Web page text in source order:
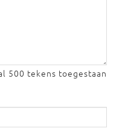
500 tekens toegestaan